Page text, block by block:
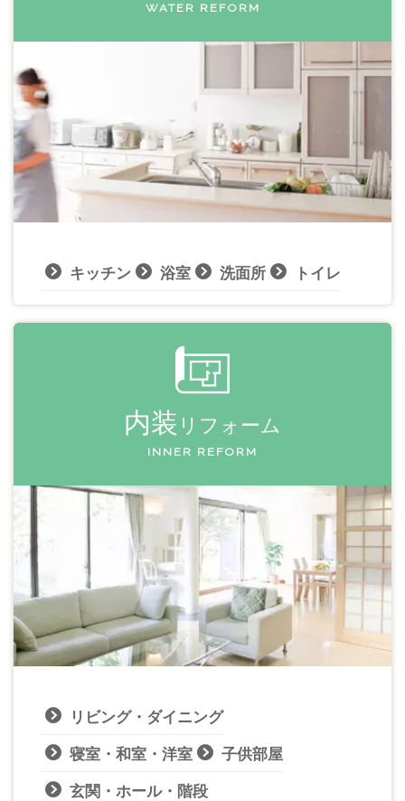
WATER REFORM
キッチン 浴室 洗面所 トイレ
内装 リフォーム
INNER REFORM
リビング・ダイニング
寝室・和室・洋室 子供部屋
玄関・ホール・階段